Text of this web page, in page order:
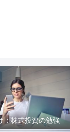
：株式投資の勉強